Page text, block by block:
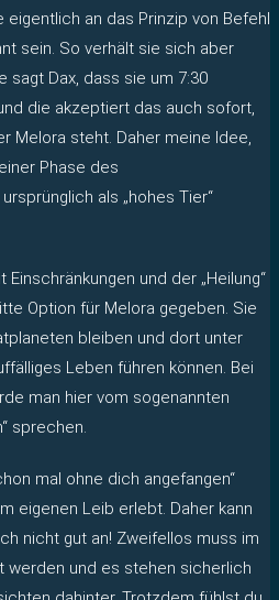
an das Prinzip von Befehl
sein. So verhält sie sich aber
sagt Dax, dass sie um 7:30
die akzeptiert das auch sofort,
Melora steht. Daher meine Idee,
Phase des
als „hohes Tier“
und der „Heilung“
Option für Melora gegeben. Sie
bleiben und dort unter
Leben führen können. Bei
man hier vom sogenannten
sprechen.
mal ohne dich angefangen“
eigenen Leib erlebt. Daher kann
nicht gut an! Zweifellos muss im
werden und es stehen sicherlich